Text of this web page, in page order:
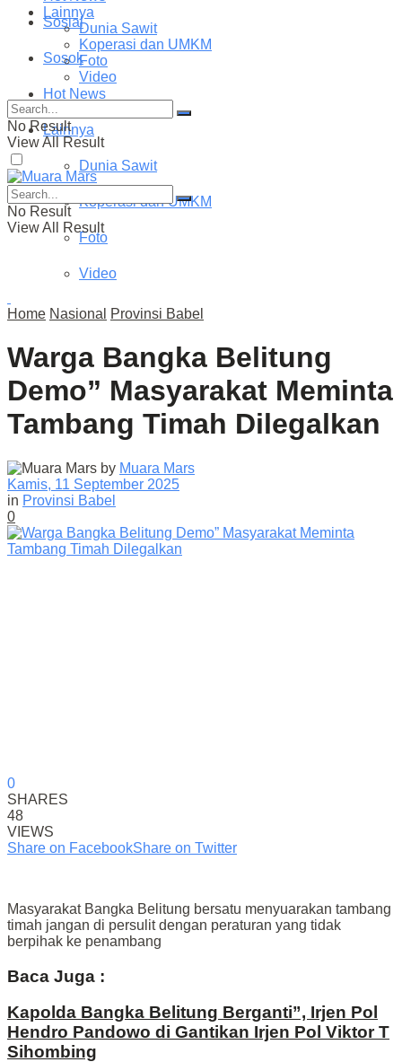
Sosial
Sosok
Hot News
Lainnya
Dunia Sawit
Koperasi dan UMKM
Foto
Video
Lainnya
Dunia Sawit
Koperasi dan UMKM
Foto
Video
No Result
View All Result
No Result
View All Result
Home Nasional Provinsi Babel
Warga Bangka Belitung
Demo” Masyarakat Meminta
Tambang Timah Dilegalkan
by Muara Mars
Kamis, 11 September 2025
in Provinsi Babel
0
0
SHARES
48
VIEWS
Share on FacebookShare on Twitter
Masyarakat Bangka Belitung bersatu menyuarakan tambang
timah jangan di persulit dengan peraturan yang tidak
berpihak ke penambang
Baca Juga :
Kapolda Bangka Belitung Berganti”, Irjen Pol
Hendro Pandowo di Gantikan Irjen Pol Viktor T
Sihombing